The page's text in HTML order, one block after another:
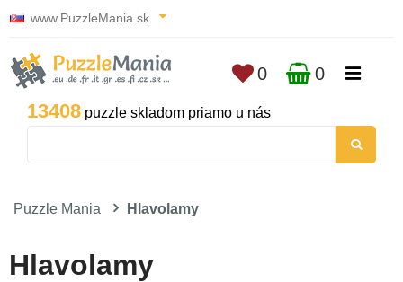
www.PuzzleMania.sk
13408 puzzle skladom priamo u nás
0 0
Puzzle Mania Hlavolamy
Hlavolamy